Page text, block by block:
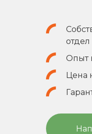
отдел
Опыт
Цена